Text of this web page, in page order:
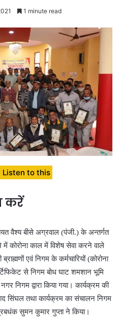
1 minute read
Listen to this
करें
वैश्य बीसे अग्रवाल (पंजी.) के अन्तर्गत
कोरोना काल में विशेष सेवा करने वाले
एवं निगम के कर्मचारियों (कोरोना
से निगम बोध घाट शमशान भूमि
निगम द्वारा किया गया।कार्यक्रम की
सिंघल तथा कार्यक्रम का संचालन निगम
सुमन कुमार गुप्ता ने किया।